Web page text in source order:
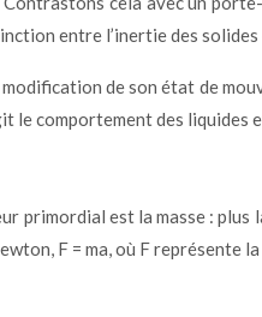
entre l’inertie des solides
de son état de
le comportement des liquides
primordial est la masse :
F = ma, où F représente